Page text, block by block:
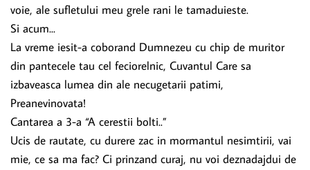
voie, ale sufletului meu grele rani le tamaduieste.
Si acum...
La vreme iesit-a coborand Dumnezeu cu chip de muritor
din pantecele tau cel feciorelnic, Cuvantul Care sa
izbaveasca lumea din ale necugetarii patimi,
Preanevinovata!
Cantarea a 3-a “A cerestii bolti..”
Ucis de rautate, cu durere zac in mormantul nesimtirii, vai
mie, ce sa ma fac? Ci prinzand curaj, nu voi deznadajdui de